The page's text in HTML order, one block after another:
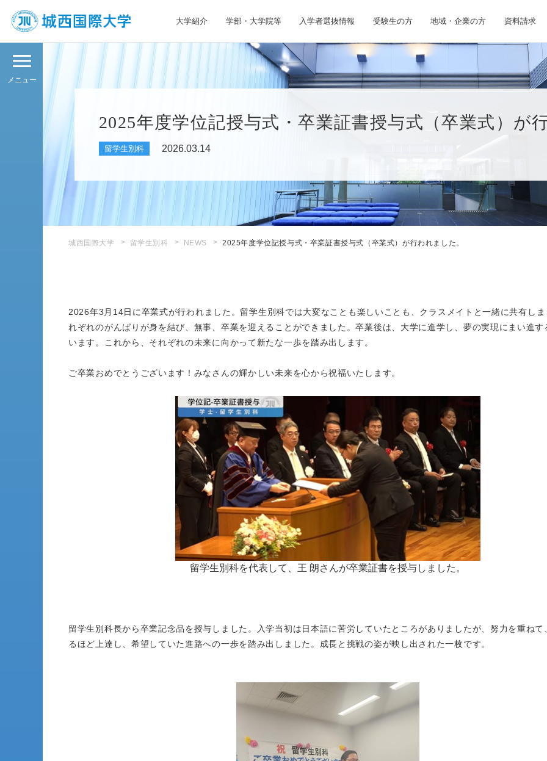
大学紹介 学部・大学院等 入学者選抜情報 受験生の方 地域・企業の方 資料請求
メニュー
2025年度学位記授与式・卒業証書授与式（卒業式）が
留学生別科 2026.03.14
城西国際大学 留学生別科 NEWS 2025年度学位記授与式・卒業証書授与式（卒業式）が行われました。
2026年3月14日に卒業式が行われました。留学生別科では大変なことも楽しいことも、クラスメイトと一緒に共有し
れぞれのがんばりが身を結び、無事、卒業を迎えることができました。卒業後は、大学に進学し、夢の実現にまい進す
います。これから、それぞれの未来に向かって新たな一歩を踏み出します。
ご卒業おめでとうございます！みなさんの輝かしい未来を心から祝福いたします。
留学生別科を代表して、王 朗さんが卒業証書を授与しました。
留学生別科長から卒業記念品を授与しました。入学当初は日本語に苦労していたところがありましたが、努力を重ねて
るほど上達し、希望していた進路への一歩を踏み出しました。成長と挑戦の姿が映し出された一枚です。